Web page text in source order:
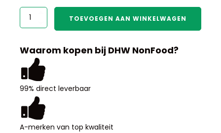
Polar
C-
Met
Dubbele
Deur
Roestvrij
aantal
TOEVOEGEN AAN WINKELWAGEN
Waarom kopen bij DHW NonFood?
99% direct leverbaar
A-merken van top kwaliteit